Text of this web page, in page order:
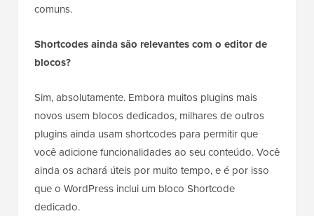
comuns.
Shortcodes ainda são relevantes com o editor de
blocos?
Sim, absolutamente. Embora muitos plugins mais
novos usem blocos dedicados, milhares de outros
plugins ainda usam shortcodes para permitir que
você adicione funcionalidades ao seu conteúdo. Você
ainda os achará úteis por muito tempo, e é por isso
que o WordPress inclui um bloco Shortcode
dedicado.